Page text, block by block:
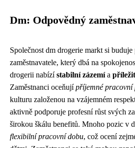
Dm: Odpovědný
Společnost dm drogerie markt si
zaměstnavatele, který dbá na
drogerii nabízístabilní zázemía
Zaměstnanci oceňujípříjemné pracovní
kulturu založenou na vzájemném
aktivně podporuje profesní růst svých
širokou škálu benefitů. Mnoho pozic v
flexibilní pracovní dobu, což ocení